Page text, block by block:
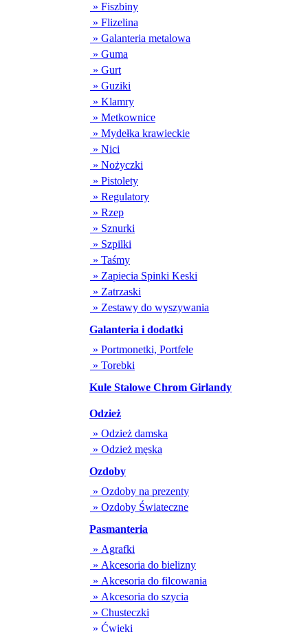
» Fiszbiny
» Flizelina
» Galanteria metalowa
» Guma
» Gurt
» Guziki
» Klamry
» Metkownice
» Mydełka krawieckie
» Nici
» Nożyczki
» Pistolety
» Regulatory
» Rzep
» Sznurki
» Szpilki
» Taśmy
» Zapiecia Spinki Keski
» Zatrzaski
» Zestawy do wyszywania
Galanteria i dodatki
» Portmonetki, Portfele
» Torebki
Kule Stalowe Chrom Girlandy
Odzież
» Odzież damska
» Odzież męska
Ozdoby
» Ozdoby na prezenty
» Ozdoby Świateczne
Pasmanteria
» Agrafki
» Akcesoria do bielizny
» Akcesoria do filcowania
» Akcesoria do szycia
» Chusteczki
» Ćwieki